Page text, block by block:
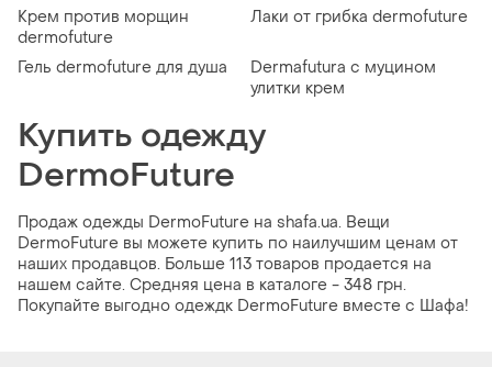
Крем против морщин
dermofuture
Лаки от грибка dermofuture
Гель dermofuture для душа
Dermafutura с муцином
улитки крем
Купить одежду
DermoFuture
Продаж одежды DermoFuture на shafa.ua. Вещи
DermoFuture вы можете купить по наилучшим ценам от
наших продавцов. Больше 113 товаров продается на
нашем сайте. Средняя цена в каталоге - 348 грн.
Покупайте выгодно одеждк DermoFuture вместе с Шафа!